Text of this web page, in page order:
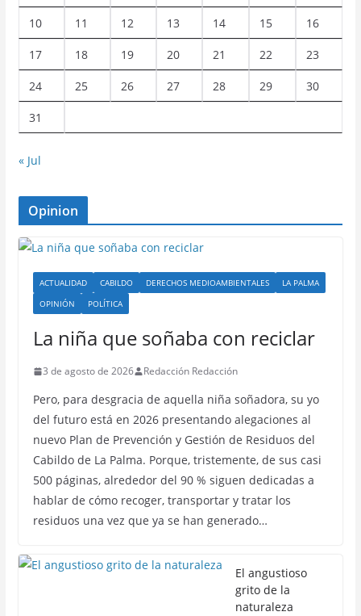
10 11 12 13 14 15 16
17 18 19 20 21 22 23
24 25 26 27 28 29 30
31
« Jul
Opinion
ACTUALIDAD CABILDO DERECHOS MEDIOAMBIENTALES
LA PALMA
OPINIÓN
POLÍTICA
La niña que soñaba con reciclar
3 de agosto de 2026 Redacción Redacción
Pero, para desgracia de aquella niña soñadora, su yo
del futuro está en 2026 presentando alegaciones al
nuevo Plan de Prevención y Gestión de Residuos del
Cabildo de La Palma. Porque, tristemente, de sus casi
500 páginas, alrededor del 90 % siguen dedicadas a
hablar de cómo recoger, transportar y tratar los
residuos una vez que ya se han generado…
El angustioso
grito de la
naturaleza